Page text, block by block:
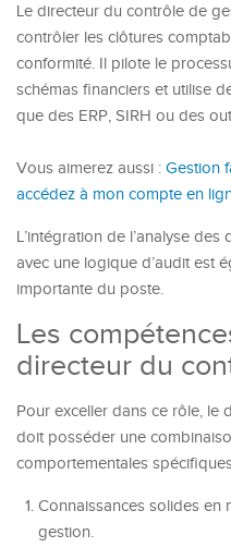
Le directeur du contrôle de
contrôler les clôtures
conformité. Il pilote le
schémas financiers et utilise
que des ERP, SIRH ou des
Vous aimerez aussi : Gestion
accédez à mon compte en
L’intégration de l’analyse
avec une logique d’audit est
importante du poste.
Les
directeur du
Pour exceller dans ce rôle, le
doit posséder une
comportementales
Connaissances solides en
gestion.